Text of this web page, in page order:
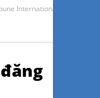
International GmbH.